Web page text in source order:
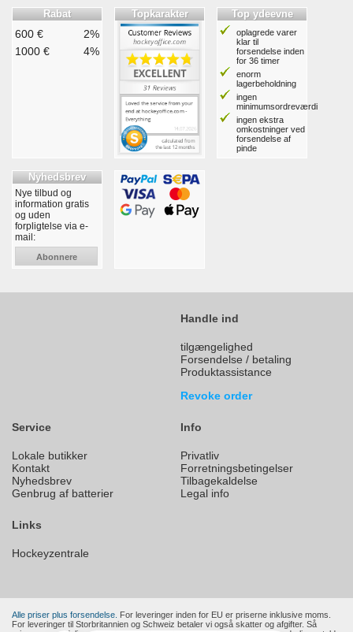
Rabat
600 €
2%
1000 €
4%
Topkarakter Top ydeevne
oplagrede varer
klar til
forsendelse inden
for 36 timer
enorm
lagerbeholdning
ingen
minimumsordreværdi
ingen ekstra
omkostninger ved
forsendelse af
pinde
Nyhedsbrev
Nye tilbud og
information gratis
og uden
forpligtelse via e-
mail:
Abonnere
Handle ind
tilgængelighed
Forsendelse / betaling
Produktassistance
Revoke order
Service
Lokale butikker
Kontakt
Nyhedsbrev
Genbrug af batterier
Info
Privatliv
Forretningsbetingelser
Tilbagekaldelse
Legal info
Links
Hockeyzentrale
Alle priser plus forsendelse. For leveringer inden for EU er priserne inklusive moms.
For leveringer til Storbritannien og Schweiz betaler vi også skatter og afgifter. Så